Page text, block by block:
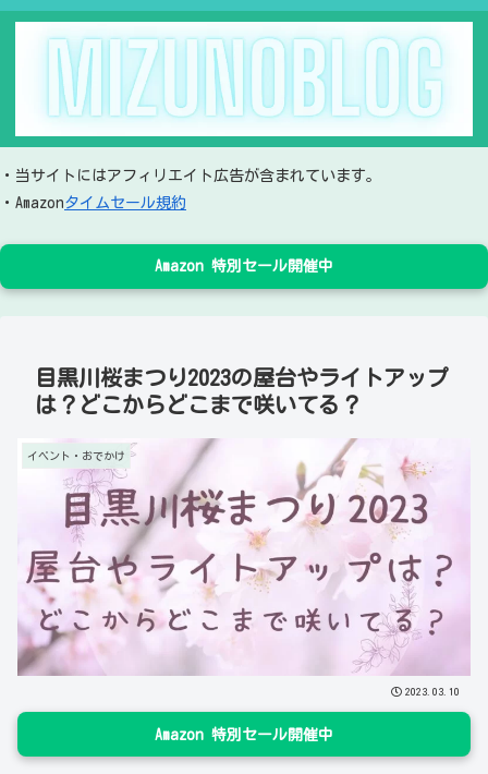
・当サイトにはアフィリエイト広告が含まれています。
・Amazonタイムセール規約
Amazon 特別セール開催中
目黒川桜まつり2023の屋台やライトアップ
は？どこからどこまで咲いてる？
イベント・おでかけ
2023.03.10
Amazon 特別セール開催中